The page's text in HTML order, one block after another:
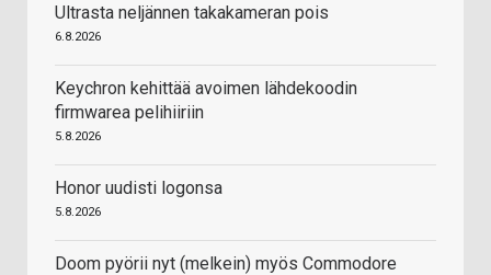
Ultrasta neljännen takakameran pois
6.8.2026
Keychron kehittää avoimen lähdekoodin
firmwarea pelihiiriin
5.8.2026
Honor uudisti logonsa
5.8.2026
Doom pyörii nyt (melkein) myös Commodore